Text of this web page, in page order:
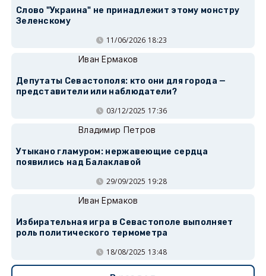
Слово "Украина" не принадлежит этому монстру
Зеленскому
11/06/2026 18:23
Иван Ермаков
Депутаты Севастополя: кто они для города —
представители или наблюдатели?
03/12/2025 17:36
Владимир Петров
Утыкано гламуром: нержавеющие сердца
появились над Балаклавой
29/09/2025 19:28
Иван Ермаков
Избирательная игра в Севастополе выполняет
роль политического термометра
18/08/2025 13:48